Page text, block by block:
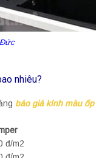
Đức
nhiêu?
báo giá kính màu ốp
đ/m2